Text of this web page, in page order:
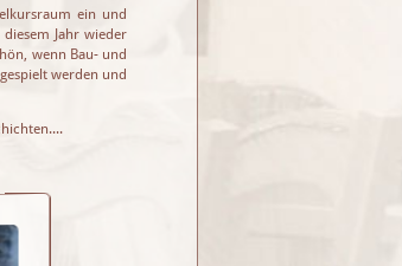
ein und
Jahr wieder
wenn Bau- und
werden und